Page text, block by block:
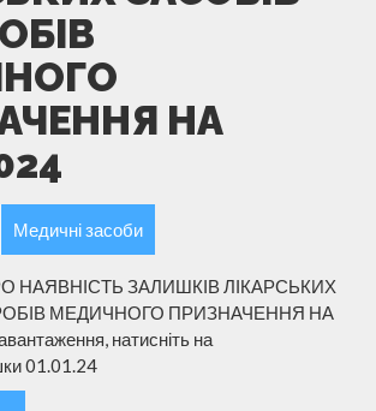
НА
Медичні засоби
НАЯВНІСТЬ ЗАЛИШКІВ ЛІКАРСЬКИХ
МЕДИЧНОГО ПРИЗНАЧЕННЯ НА
натисніть на
01.01.24